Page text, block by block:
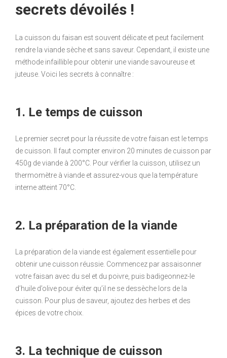
secrets dévoilés !
La cuisson du faisan est souvent délicate et peut facilement
rendre la viande sèche et sans saveur. Cependant, il existe une
méthode infaillible pour obtenir une viande savoureuse et
juteuse. Voici les secrets à connaître :
1. Le temps de cuisson
Le premier secret pour la réussite de votre faisan est le temps
de cuisson. Il faut compter environ 20 minutes de cuisson par
450g de viande à 200°C. Pour vérifier la cuisson, utilisez un
thermomètre à viande et assurez-vous que la température
interne atteint 70°C.
2. La préparation de la viande
La préparation de la viande est également essentielle pour
obtenir une cuisson réussie. Commencez par assaisonner
votre faisan avec du sel et du poivre, puis badigeonnez-le
d’huile d’olive pour éviter qu’il ne se dessèche lors de la
cuisson. Pour plus de saveur, ajoutez des herbes et des
épices de votre choix.
3. La technique de cuisson